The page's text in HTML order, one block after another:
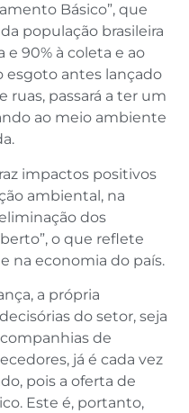
Básico”, que
população brasileira
e 90% à coleta e ao
antes lançado
ruas, passará a ter um
ao meio ambiente
impactos positivos
ambiental, na
dos
o que reflete
na economia do país.
a própria
do setor, seja
de
já é cada vez
pois a oferta de
Este é, portanto,